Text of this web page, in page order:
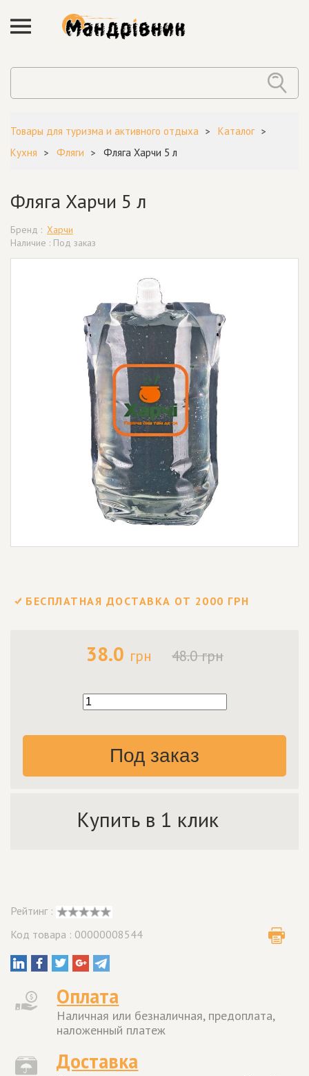
Товары для туризма и активного отдыха
Каталог
Кухня
Фляги Фляга Харчи 5 л
Фляга Харчи 5 л
Бренд : Харчи
Наличие : Под заказ
БЕСПЛАТНАЯ ДОСТАВКА ОТ 2000 ГРН
38.0 грн 48.0 грн
Под заказ
Купить в 1 клик
Рейтинг :
Код товара : 00000008544
Оплата
Наличная или безналичная, предоплата,
наложенный платеж
Доставка